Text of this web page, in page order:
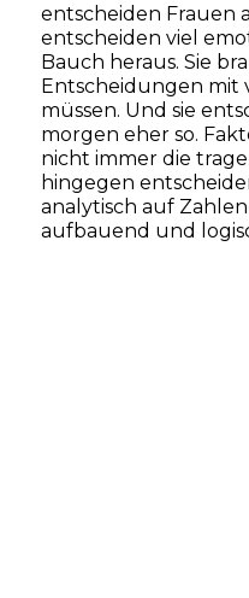
entscheiden Frauen
entscheiden viel
Bauch heraus. Sie
Entscheidungen mit
müssen. Und sie
morgen eher so.
nicht immer die
hingegen
analytisch auf
aufbauend und